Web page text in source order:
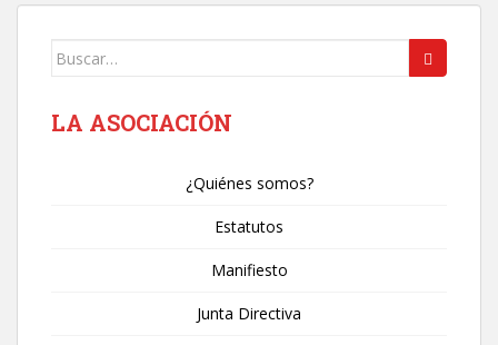
Buscar:
LA ASOCIACIÓN
¿Quiénes somos?
Estatutos
Manifiesto
Junta Directiva